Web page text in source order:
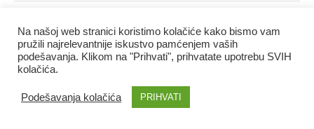
септембар 2018
август 2018
јул 2018
Na našoj web stranici koristimo kolačiće kako bismo vam
pružili najrelevantnije iskustvo pamćenjem vaših
podešavanja. Klikom na "Prihvati", prihvatate upotrebu SVIH
kolačića.
Podešavanja kolačića PRIHVATI